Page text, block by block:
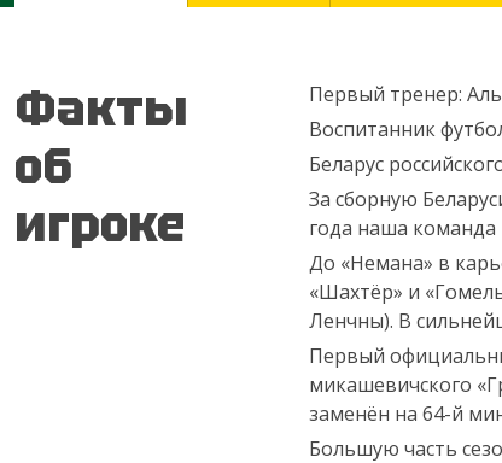
Факты
об
игроке
Первый тренер:
Воспитанник
Беларус
За сборную
года наша команда
До «Немана» в
«Шахтёр» и
Ленчны). В
Первый
микашевичского
заменён на 64-й
Большую часть